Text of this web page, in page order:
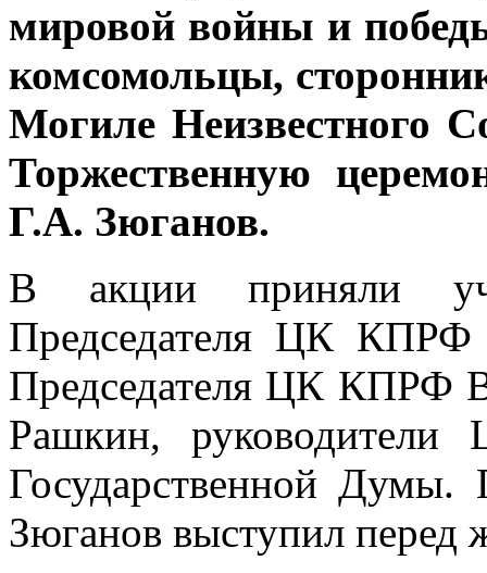
мировой войны и
комсомольцы,
Могиле Неизвестного
Торжественную
Г.А. Зюганов.
В акции приняли
Председателя ЦК КПРФ
Председателя ЦК КПРФ
Рашкин,
Государственной
Зюганов выступил перед